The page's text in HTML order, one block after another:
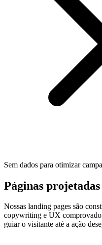
Sem dados para otimizar
Páginas
Nossas landing pages são
copywriting e UX
guiar o visitante até a ação